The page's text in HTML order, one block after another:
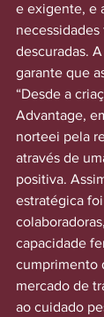
e exigente, e
descuradas.
garante que
“Desde a
Advantage,
norteei pela
através de
positiva.
estratégica
capacidade
cumprimento
mercado de
ao cuidado